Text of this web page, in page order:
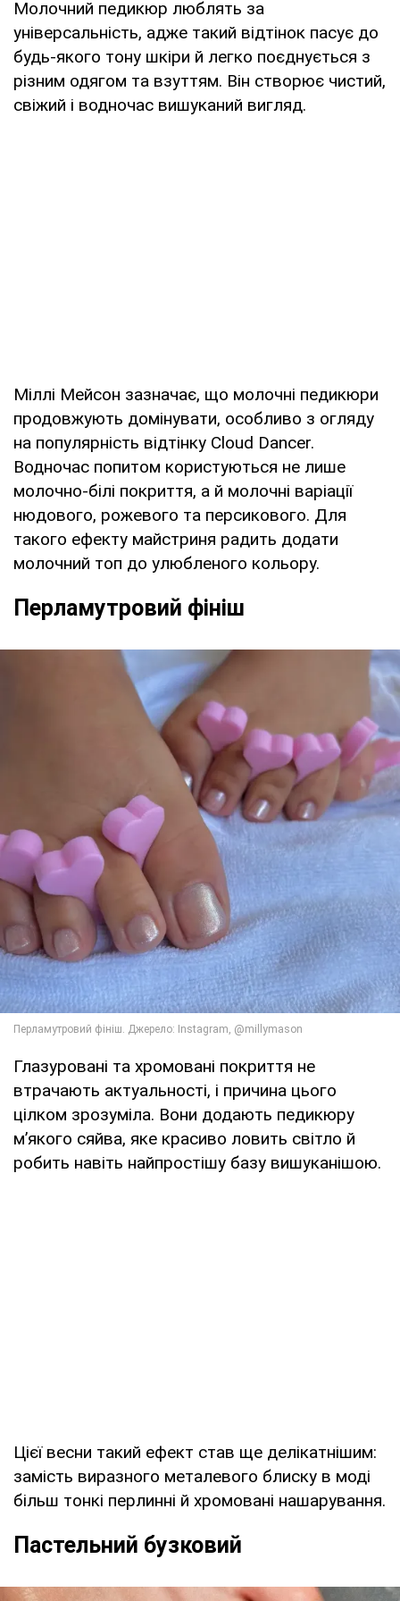
Молочний педикюр люблять за
універсальність, адже такий відтінок пасує до
будь-якого тону шкіри й легко поєднується з
різним одягом та взуттям. Він створює чистий,
свіжий і водночас вишуканий вигляд.
Міллі Мейсон зазначає, що молочні педикюри
продовжують домінувати, особливо з огляду
на популярність відтінку Cloud Dancer.
Водночас попитом користуються не лише
молочно-білі покриття, а й молочні варіації
нюдового, рожевого та персикового. Для
такого ефекту майстриня радить додати
молочний топ до улюбленого кольору.
Перламутровий фініш
Глазуровані та хромовані покриття не
втрачають актуальності, і причина цього
цілком зрозуміла. Вони додають педикюру
м’якого сяйва, яке красиво ловить світло й
робить навіть найпростішу базу вишуканішою.
Цієї весни такий ефект став ще делікатнішим:
замість виразного металевого блиску в моді
більш тонкі перлинні й хромовані нашарування.
Пастельний бузковий